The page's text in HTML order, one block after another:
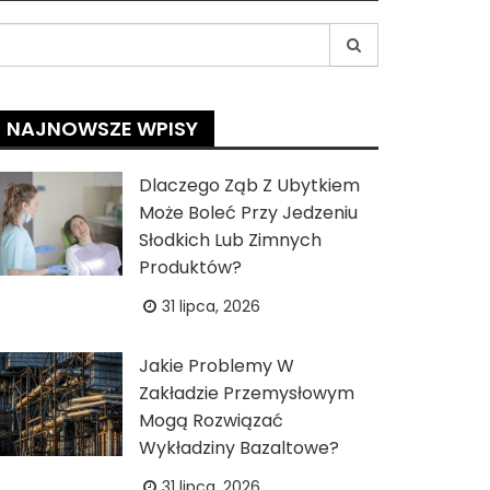
NAJNOWSZE WPISY
Dlaczego Ząb Z Ubytkiem
Może Boleć Przy Jedzeniu
Słodkich Lub Zimnych
Produktów?
31 lipca, 2026
Jakie Problemy W
Zakładzie Przemysłowym
Mogą Rozwiązać
Wykładziny Bazaltowe?